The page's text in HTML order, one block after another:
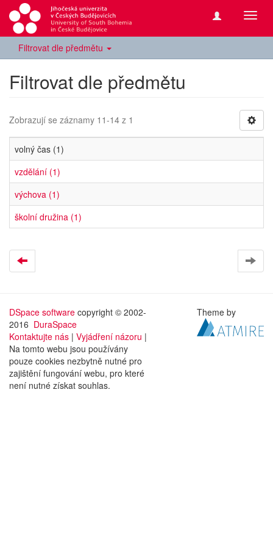
Filtrovat dle předmětu
Filtrovat dle předmětu
Zobrazují se záznamy 11-14 z 1
volný čas (1)
vzdělání (1)
výchova (1)
školní družina (1)
DSpace software copyright © 2002-
2016 DuraSpace
Kontaktujte nás | Vyjádření názoru |
Na tomto webu jsou používány
pouze cookies nezbytně nutné pro
zajištění fungování webu, pro které
není nutné získat souhlas.
Theme by